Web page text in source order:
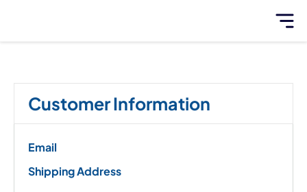
Customer Information
Email
Shipping Address